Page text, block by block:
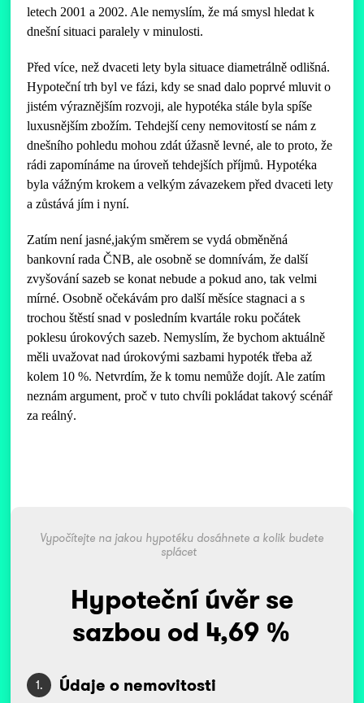
letech 2001 a 2002. Ale nemyslím, že má smysl hledat k
dnešní situaci paralely v minulosti.
Před více, než dvaceti lety byla situace diametrálně odlišná.
Hypoteční trh byl ve fázi, kdy se snad dalo poprvé mluvit o
jistém výraznějším rozvoji, ale hypotéka stále byla spíše
luxusnějším zbožím. Tehdejší ceny nemovitostí se nám z
dnešního pohledu mohou zdát úžasně levné, ale to proto, že
rádi zapomínáme na úroveň tehdejších příjmů. Hypotéka
byla vážným krokem a velkým závazekem před dvaceti lety
a zůstává jím i nyní.
Zatím není jasné,jakým směrem se vydá obměněná
bankovní rada ČNB, ale osobně se domnívám, že další
zvyšování sazeb se konat nebude a pokud ano, tak velmi
mírné. Osobně očekávám pro další měsíce stagnaci a s
trochou štěstí snad v posledním kvartále roku počátek
poklesu úrokových sazeb. Nemyslím, že bychom aktuálně
měli uvažovat nad úrokovými sazbami hypoték třeba až
kolem 10 %. Netvrdím, že k tomu nemůže dojít. Ale zatím
neznám argument, proč v tuto chvíli pokládat takový scénář
za reálný.
Vypočítejte na jakou hypotéku dosáhnete a kolik budete
splácet
Hypoteční úvěr se
sazbou od 4,69 %
1. Údaje o nemovitosti